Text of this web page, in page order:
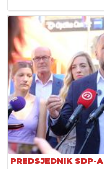
PREDSJEDNIK SDP-A